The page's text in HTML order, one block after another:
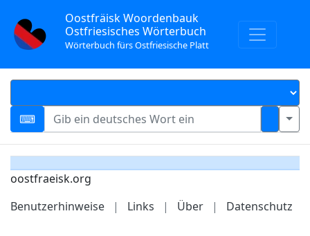
Oostfräisk Woordenbauk
Ostfriesisches Wörterbuch
Wörterbuch fürs Ostfriesische Platt
oostfraeisk.org
Benutzerhinweise
| Links | Über | Datenschutz